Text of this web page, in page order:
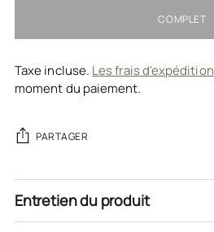
COMPLET
Taxe incluse. Les frais d'expédition
moment du paiement.
PARTAGER
Entretien du produit